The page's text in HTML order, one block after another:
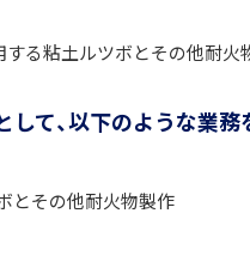
る粘土ルツボとその他耐火
て、以下のような業務
とその他耐火物製作